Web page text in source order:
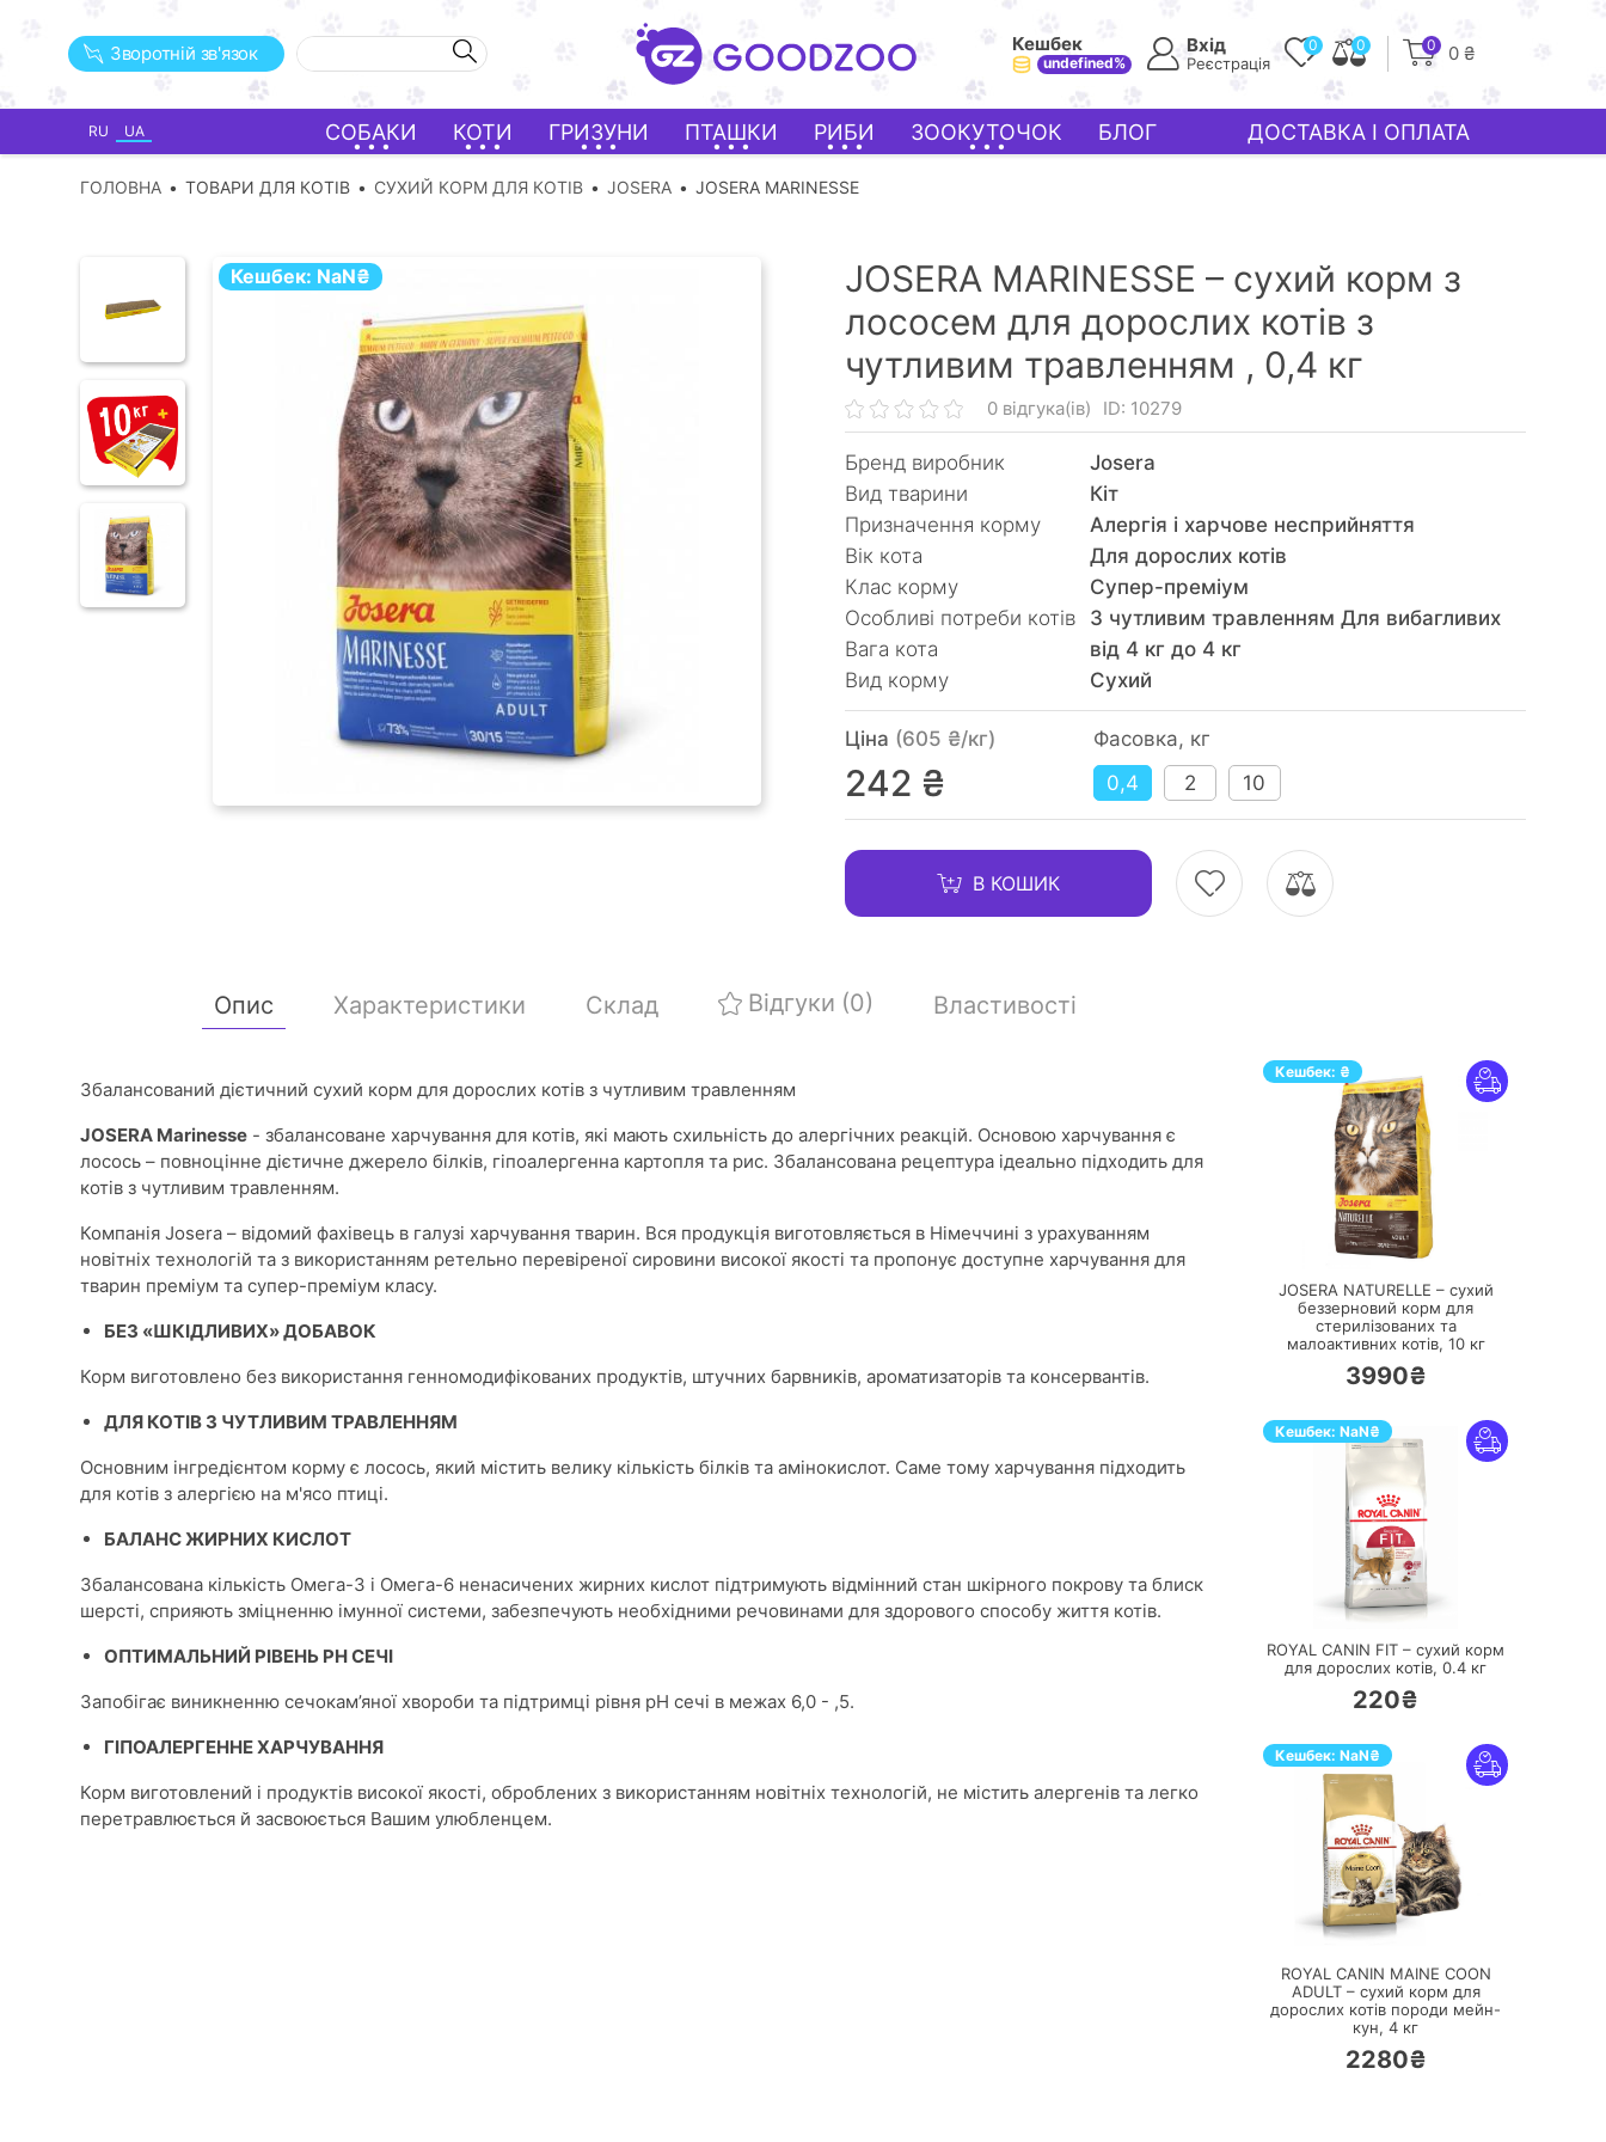
Зворотній зв'язок Кешбек
undefined%
Вхід
Реєстрація
0 0 0 0 ₴
RU UA СОБАКИ КОТИ ГРИЗУНИ ПТАШКИ РИБИ ЗООКУТОЧОК БЛОГ ДОСТАВКА І ОПЛАТА
ГОЛОВНА ТОВАРИ ДЛЯ КОТІВ СУХИЙ КОРМ ДЛЯ КОТІВ JOSERA JOSERA MARINESSE
Кешбек: NaN₴
JOSERA MARINESSE – сухий корм з
лососем для дорослих котів з
чутливим травленням , 0,4 кг
0 відгука(ів) ID: 10279
Бренд виробник
Josera
Вид тварини
Кiт
Призначення корму
Алергія і харчове несприйняття
Вік кота
Для дорослих котів
Клас корму
Супер-преміум
Особливі потреби котів
З чутливим травленням Для вибагливих
Вага кота
від 4 кг до 4 кг
Вид корму
Сухий
Ціна (605 ₴/кг)
242 ₴
Фасовка, кг
0,4
2 10
В КОШИК
Опис Характеристики Склад Відгуки (0) Властивості
Збалансований дієтичний сухий корм для дорослих котів з чутливим травленням
JOSERA Marinesse - збалансоване харчування для котів, які мають схильність до алергічних реакцій. Основою харчування є
лосось – повноцінне дієтичне джерело білків, гіпоалергенна картопля та рис. Збалансована рецептура ідеально підходить для
котів з чутливим травленням.
Компанія Josera – відомий фахівець в галузі харчування тварин. Вся продукція виготовляється в Німеччині з урахуванням
новітніх технологій та з використанням ретельно перевіреної сировини високої якості та пропонує доступне харчування для
тварин преміум та супер-преміум класу.
БЕЗ «ШКІДЛИВИХ» ДОБАВОК
Корм виготовлено без використання генномодифікованих продуктів, штучних барвників, ароматизаторів та консервантів.
ДЛЯ КОТІВ З ЧУТЛИВИМ ТРАВЛЕННЯМ
Основним інгредієнтом корму є лосось, який містить велику кількість білків та амінокислот. Саме тому харчування підходить
для котів з алергією на м'ясо птиці.
БАЛАНС ЖИРНИХ КИСЛОТ
Збалансована кількість Омега-3 і Омега-6 ненасичених жирних кислот підтримують відмінний стан шкірного покрову та блиск
шерсті, сприяють зміцненню імунної системи, забезпечують необхідними речовинами для здорового способу життя котів.
ОПТИМАЛЬНИЙ РІВЕНЬ РН СЕЧІ
Запобігає виникненню сечокам’яної хвороби та підтримці рівня рН сечі в межах 6,0 - ,5.
ГІПОАЛЕРГЕННЕ ХАРЧУВАННЯ
Корм виготовлений і продуктів високої якості, оброблених з використанням новітніх технологій, не містить алергенів та легко
перетравлюється й засвоюється Вашим улюбленцем.
Кешбек: ₴
ПЕРЕЙТИ
JOSERA NATURELLE – сухий
беззерновий корм для
стерилізованих та
малоактивних котів, 10 кг
3990₴
Кешбек: NaN₴
ПЕРЕЙТИ
ROYAL CANIN FIT – сухий корм
для дорослих котів, 0.4 кг
220₴
Кешбек: NaN₴
ПЕРЕЙТИ
ROYAL CANIN MAINE COON
ADULT – сухий корм для
дорослих котів породи мейн-
кун, 4 кг
2280₴